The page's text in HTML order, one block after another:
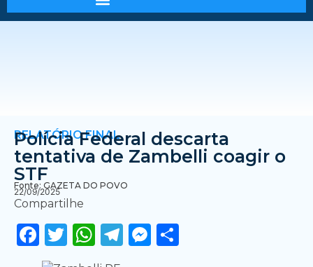
RELATÓRIO FINAL
Polícia Federal descarta
tentativa de Zambelli coagir o
STF
Fonte: GAZETA DO POVO
22/09/2025
Compartilhe
Facebook
Twitter
WhatsApp
Telegram
Messenger